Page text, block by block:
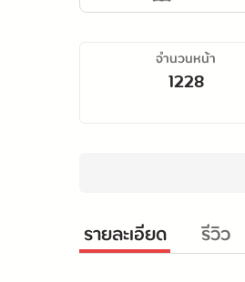
จำนวนหน้า
1228
รายละเอียด รีวิว